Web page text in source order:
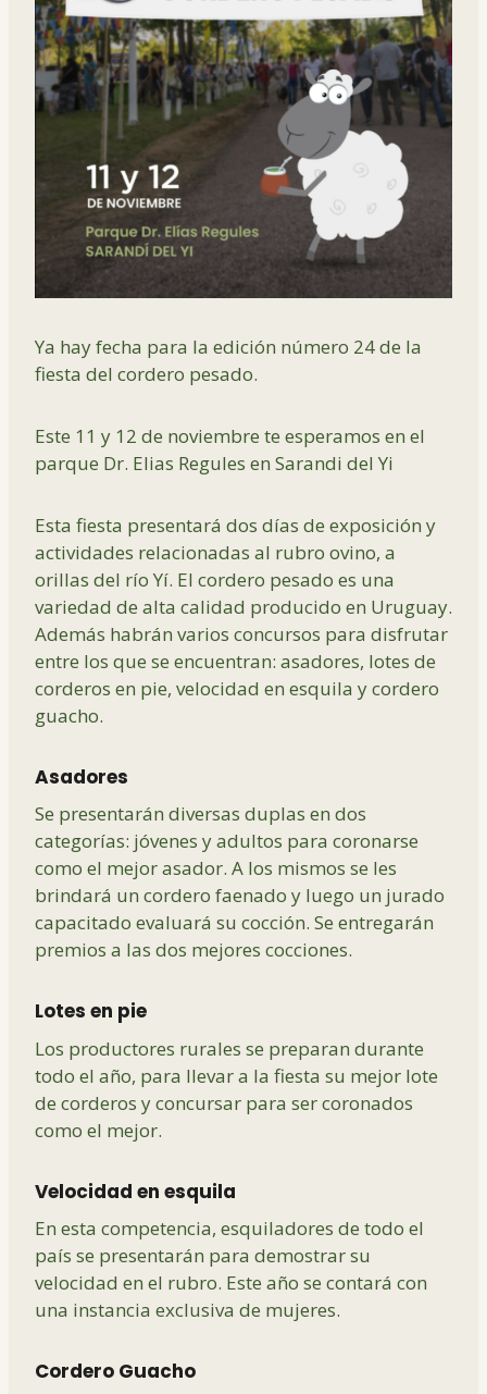
Ya hay fecha para la edición número 24 de la
fiesta del cordero pesado.
Este 11 y 12 de noviembre te esperamos en el
parque Dr. Elias Regules en Sarandi del Yi
Esta fiesta presentará dos días de exposición y
actividades relacionadas al rubro ovino, a
orillas del río Yí. El cordero pesado es una
variedad de alta calidad producido en Uruguay.
Además habrán varios concursos para disfrutar
entre los que se encuentran: asadores, lotes de
corderos en pie, velocidad en esquila y cordero
guacho.
Asadores
Se presentarán diversas duplas en dos
categorías: jóvenes y adultos para coronarse
como el mejor asador. A los mismos se les
brindará un cordero faenado y luego un jurado
capacitado evaluará su cocción. Se entregarán
premios a las dos mejores cocciones.
Lotes en pie
Los productores rurales se preparan durante
todo el año, para llevar a la fiesta su mejor lote
de corderos y concursar para ser coronados
como el mejor.
Velocidad en esquila
En esta competencia, esquiladores de todo el
país se presentarán para demostrar su
velocidad en el rubro. Este año se contará con
una instancia exclusiva de mujeres.
Cordero Guacho